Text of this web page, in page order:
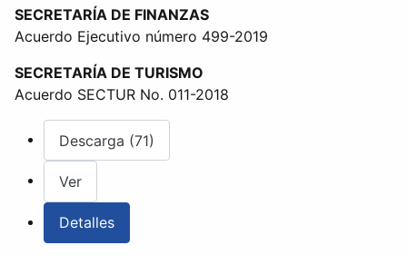
SECRETARÍA DE FINANZAS
Acuerdo Ejecutivo número 499-2019
SECRETARÍA DE TURISMO
Acuerdo SECTUR No. 011-2018
Descarga (71)
Ver
Detalles